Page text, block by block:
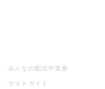
みんなの配信中楽曲
サイトガイド